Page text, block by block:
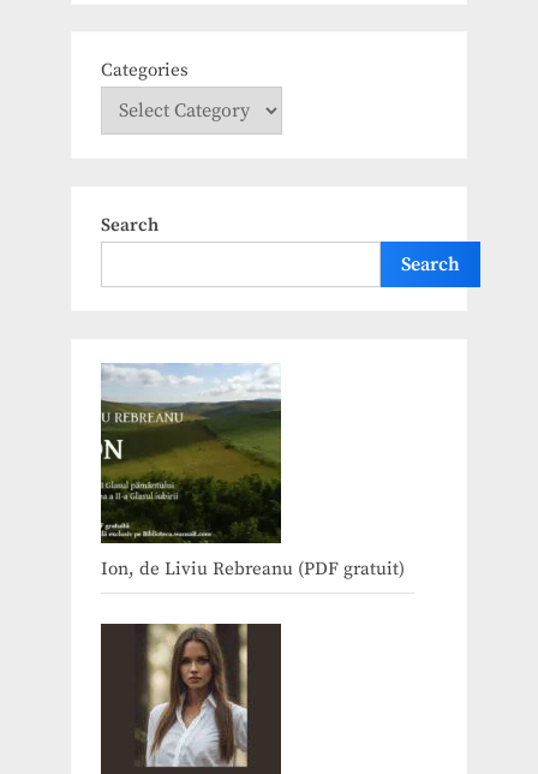
Categories
Search
Search
Ion, de Liviu Rebreanu (PDF gratuit)